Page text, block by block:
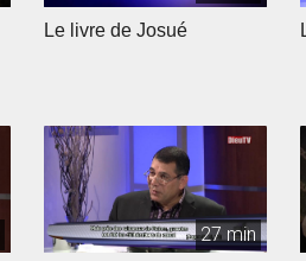
Le livre de Josué
27 min